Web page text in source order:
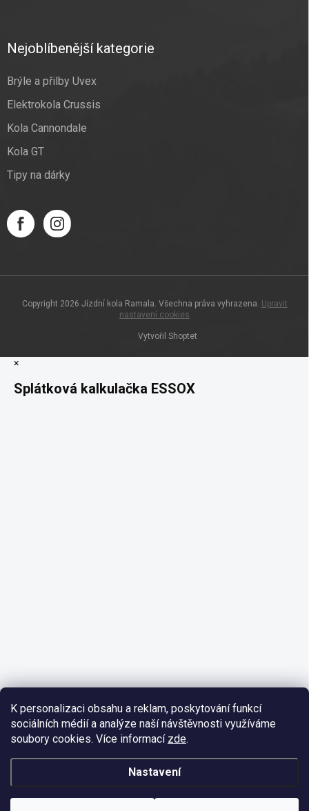
K personalizaci obsahu a reklam, poskytování funkcí
sociálních médií a analýze naší návštěvnosti využíváme
soubory cookies. Více informací zde.
Nastavení
Nejoblíbenější kategorie
Brýle a přilby Uvex
Elektrokola Crussis
Kola Cannondale
Kola GT
Tipy na dárky
Vytvořil Shoptet
Copyright 2026 Jízdní kola Ramala . Všechna práva vyhrazena. Upravit
nastavení cookies
×
Splátková kalkulačka ESSOX